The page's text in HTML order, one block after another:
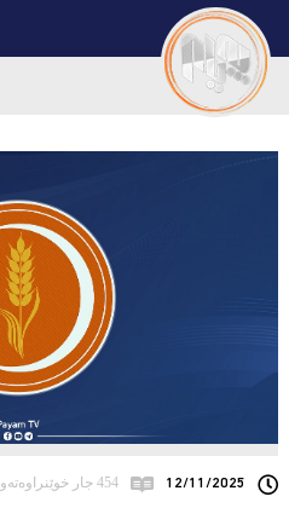
12/11/2025 454 جار خوێنراوەتەوە